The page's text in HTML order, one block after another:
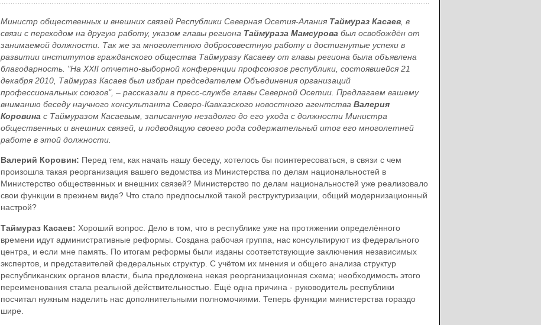
Министр общественных и внешних связей Республики Северная Осетия-Алания Таймураз Касаев, в
связи с переходом на другую работу, указом главы региона Таймураза Мамсурова был освобождён от
занимаемой должности. Так же за многолетнюю добросовестную работу и достигнутые успехи в
развитии институтов гражданского общества Таймуразу Касаеву от главы региона была объявлена
благодарность. "На XXII отчетно-выборной конференции профсоюзов республики, состоявшейся 21
декабря 2010, Таймураз Касаев был избран председателем Объединения организаций
профессиональных союзов", – рассказали в пресс-службе главы Северной Осетии. Предлагаем вашему
вниманию беседу научного консультанта Северо-Кавказского новостного агентства Валерия
Коровина с Таймуразом Касаевым, записанную незадолго до его ухода с должности Министра
общественных и внешних связей, и подводящую своего рода содержательный итог его многолетней
работе в этой должности.
Валерий Коровин: Перед тем, как начать нашу беседу, хотелось бы поинтересоваться, в связи с чем
произошла такая реорганизация вашего ведомства из Министерства по делам национальностей в
Министерство общественных и внешних связей? Министерство по делам национальностей уже реализовало
свои функции в прежнем виде? Что стало предпосылкой такой реструктуризации, общий модернизационный
настрой?
Таймураз Касаев: Хороший вопрос. Дело в том, что в республике уже на протяжении определённого
времени идут административные реформы. Создана рабочая группа, нас консультируют из федерального
центра, и если мне память. По итогам реформы были изданы соответствующие заключения независимых
экспертов, и представителей федеральных структур. С учётом их мнения и общего анализа структур
республиканских органов власти, была предложена некая реорганизационная схема; необходимость этого
переименования стала реальной действительностью. Ещё одна причина - руководитель республики
посчитал нужным наделить нас дополнительными полномочиями. Теперь функции министерства гораздо
шире.